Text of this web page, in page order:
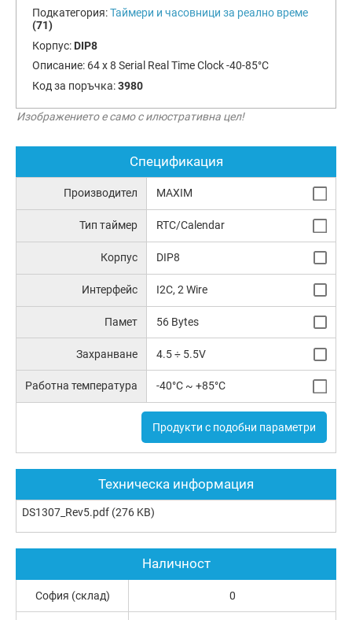
Подкатегория:Таймери и часовници за реално време
(71)
Корпус: DIP8
Описание: 64 x 8 Serial Real Time Clock -40-85°C
Код за поръчка:3980
Изображението е само с илюстративна цел!
Спецификация
Производител MAXIM
Тип таймер RTC/Calendar
Корпус DIP8
Интерфейс I2C, 2 Wire
Памет 56 Bytes
Захранване 4.5 ÷ 5.5V
Работна температура -40°C ~ +85°C
Продукти с подобни параметри
Техническа информация
DS1307_Rev5.pdf (276 KB)
Наличност
София (склад) 0